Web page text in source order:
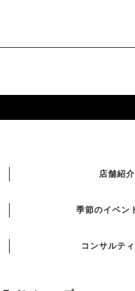
店舗紹介
季節のイベン
コンサルテ